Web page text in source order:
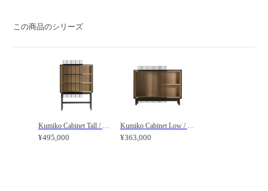
この商品のシリーズ
Kumiko Cabinet Tall / 組子キャビネット トール / FLYMEe Japan Style / フライミージャパンスタイル
¥495,000
Kumiko Cabinet Low / 組子キャビネット ロー / FLYMEe Japan Style / フライミージャパンスタイル
¥363,000